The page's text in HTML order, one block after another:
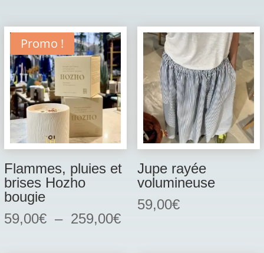
était :
165,00€.
est :
Promo !
Flammes, pluies et
brises Hozho
bougie
59,00€ – 259,00€Plage
Jupe rayée
volumineuse
59,00€